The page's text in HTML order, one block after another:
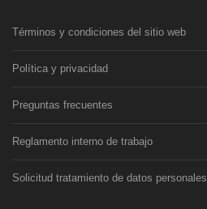
Términos y condiciones del sitio web
Política y privacidad
Preguntas frecuentes
Reglamento interno de trabajo
Solicitud tratamiento de datos personales